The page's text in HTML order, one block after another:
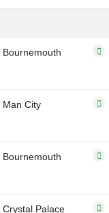
Bournemouth
Man City
Bournemouth
Crystal Palace